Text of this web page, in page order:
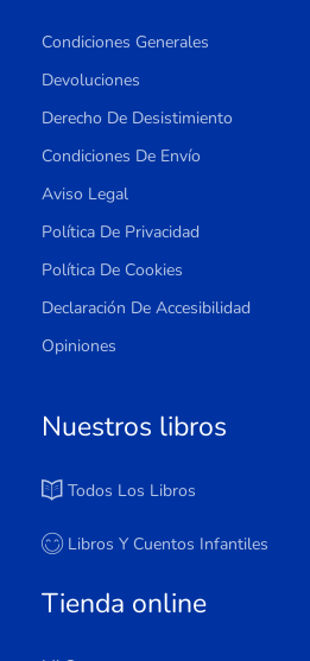
Condiciones Generales
Devoluciones
Derecho De Desistimiento
Condiciones De Envío
Aviso Legal
Política De Privacidad
Política De Cookies
Declaración De Accesibilidad
Opiniones
Nuestros libros
Todos Los Libros
Libros Y Cuentos Infantiles
Tienda online